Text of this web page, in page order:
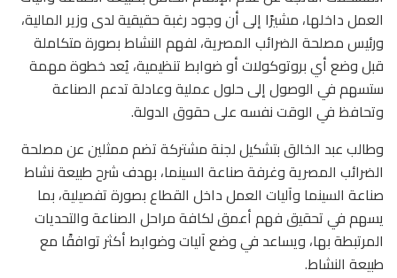
العمل داخلها، مشيرًا إلى أن وجود رغبة حقيقية لدى وزير المالية،
ورئيس مصلحة الضرائب المصرية، لفهم النشاط بصورة متكاملة
قبل وضع أي بروتوكولات أو ضوابط تنظيمية، يُعد خطوة مهمة
ستسهم في الوصول إلى حلول عملية وعادلة تدعم الصناعة
وتحافظ في الوقت نفسه على حقوق الدولة.
وطالب عبد الخالق بتشكيل لجنة مشتركة تضم ممثلين عن مصلحة
الضرائب المصرية وغرفة صناعة السينما، بهدف شرح طبيعة نشاط
صناعة السينما وآليات العمل داخل القطاع بصورة تفصيلية، بما
يسهم في تحقيق فهم أعمق لكافة مراحل الصناعة والتحديات
المرتبطة بها، ويساعد في وضع آليات وضوابط أكثر توافقًا مع
طبيعة النشاط.